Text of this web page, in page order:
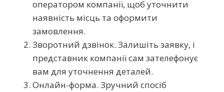
оператором компанії, щоб уточнити
наявність місць та оформити
замовлення.
Зворотний дзвінок. Залишіть заявку, і
представник компанії сам зателефонує
вам для уточнення деталей.
Онлайн-форма. Зручний спосіб